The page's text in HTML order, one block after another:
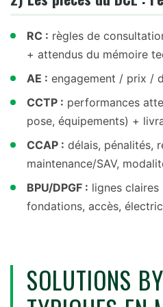
RC : règles de
+ attendus du mémoire
AE : engagement / prix /
CCTP : performances
pose, équipements) +
CCAP : délais, pénalités,
maintenance/SAV,
BPU/DPGF : lignes
fondations, accès,
SOLUTIONS